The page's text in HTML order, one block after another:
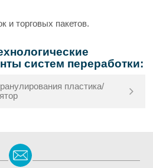
и торговых пакетов.
систем переработки:
пластика/